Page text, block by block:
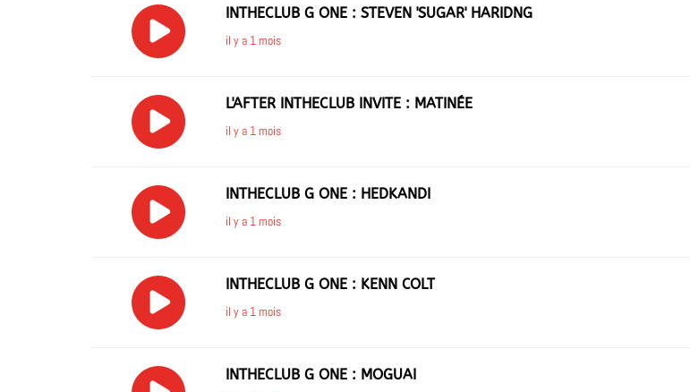
INTHECLUB G ONE : STEVEN 'SUGAR' HARIDNG
il y a 1 mois
L'AFTER INTHECLUB INVITE : MATINÉE
il y a 1 mois
INTHECLUB G ONE : HEDKANDI
il y a 1 mois
INTHECLUB G ONE : KENN COLT
il y a 1 mois
INTHECLUB G ONE : MOGUAI